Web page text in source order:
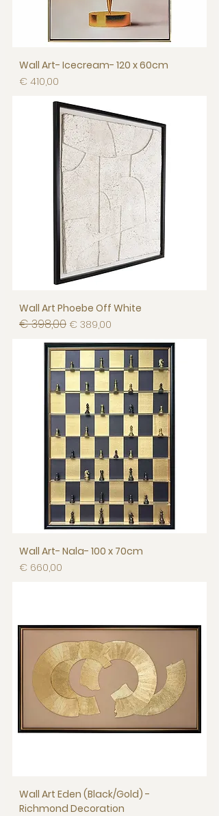
Wall Art- Icecream- 120 x 60cm
Prijs
€ 410,00
Wall Art Phoebe Off White
Normale prijs
€ 398,00 Verkoopprijs
€ 389,00
Wall Art- Nala- 100 x 70cm
Prijs
€ 660,00
Wall Art Eden (Black/Gold) -
Richmond Decoration